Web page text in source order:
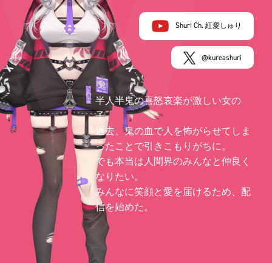
Shuri Ch. 紅愛しゅり
@kureashuri
半人半鬼の喜怒哀楽が激しい女の
子。
過去、鬼の血で人を怖がらせてしま
ったことで引きこもりがちに。
でも本当は人間界のみんなと仲良く
なりたい。
みんなに笑顔と愛を届けるため、配
信を始めた。